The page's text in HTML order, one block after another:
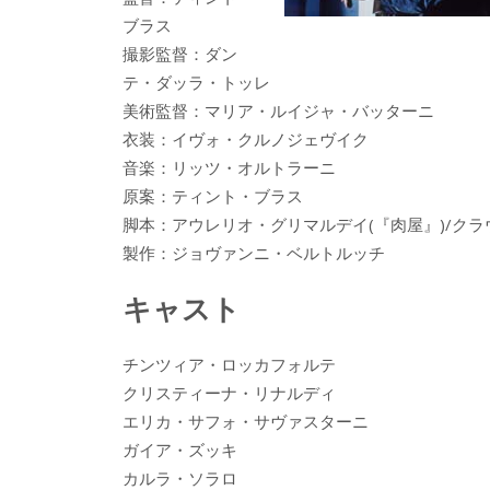
ブラス
撮影監督：ダン
テ・ダッラ・トッレ
美術監督：マリア・ルイジャ・バッターニ
衣装：イヴォ・クルノジェヴイク
音楽：リッツ・オルトラーニ
原案：ティント・ブラス
脚本：アウレリオ・グリマルデイ(『肉屋』)/ク
製作：ジョヴァンニ・ベルトルッチ
キャスト
チンツィア・ロッカフォルテ
クリスティーナ・リナルディ
エリカ・サフォ・サヴァスターニ
ガイア・ズッキ
カルラ・ソラロ